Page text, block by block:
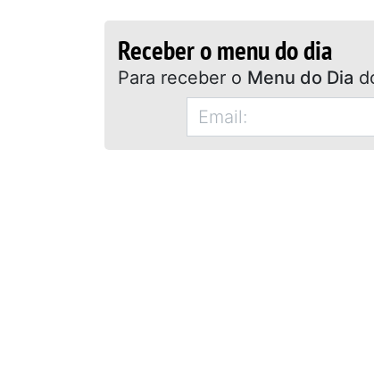
Receber o menu do dia
Para receber o Menu do Dia